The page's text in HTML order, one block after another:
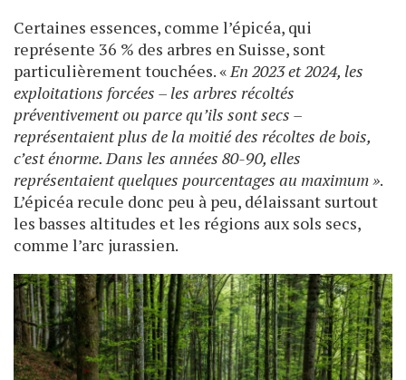
Certaines essences, comme l’épicéa, qui
représente 36 % des arbres en Suisse, sont
particulièrement touchées. «En 2023 et 2024, les
exploitations forcées – les arbres récoltés
préventivement ou parce qu’ils sont secs –
représentaient plus de la moitié des récoltes de bois,
c’est énorme. Dans les années 80-90, elles
représentaient quelques pourcentages au maximum ».
L’épicéa recule donc peu à peu, délaissant surtout
les basses altitudes et les régions aux sols secs,
comme l’arc jurassien.